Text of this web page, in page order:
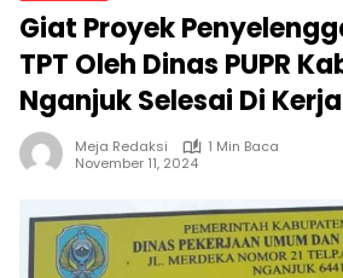
Giat Proyek
TPT Oleh Dinas PUPR
Nganjuk Selesai Di
Meja Redaksi
1 Min Baca
November 11, 2024